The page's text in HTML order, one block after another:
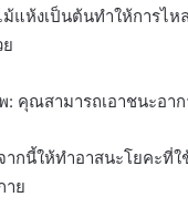
แห้งเป็นต้นทำให้การไห
: คุณสามารถเอาชนะอา
ากนี้ให้ทำอาสนะโยคะที่
าย